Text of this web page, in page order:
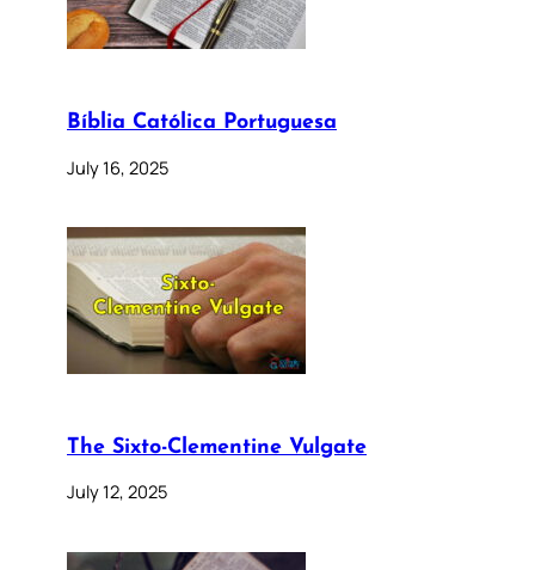
Bíblia Católica Portuguesa
July 16, 2025
The Sixto-Clementine Vulgate
July 12, 2025